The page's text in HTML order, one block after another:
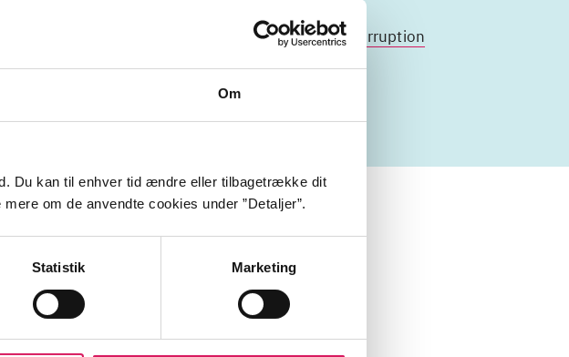
Om
Du kan til enhver tid ændre eller tilbagetrække dit
om de anvendte cookies under ”Detaljer”.
Statistik Marketing
efterretningstjenester
korruption
tv